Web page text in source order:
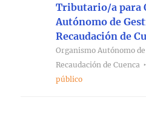
Tributario/a para
Autónomo de
Recaudación de
Organismo Autónomo
Recaudación de Cuenca
público